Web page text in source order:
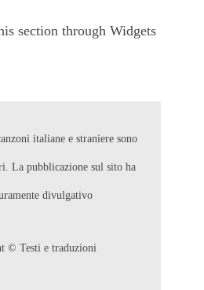
section through Widgets
italiane e straniere sono
La pubblicazione sul sito ha
divulgativo
© Testi e traduzioni